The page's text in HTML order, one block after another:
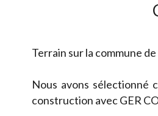
Terrain sur la commune
Nous avons sélectionné
construction avec GER